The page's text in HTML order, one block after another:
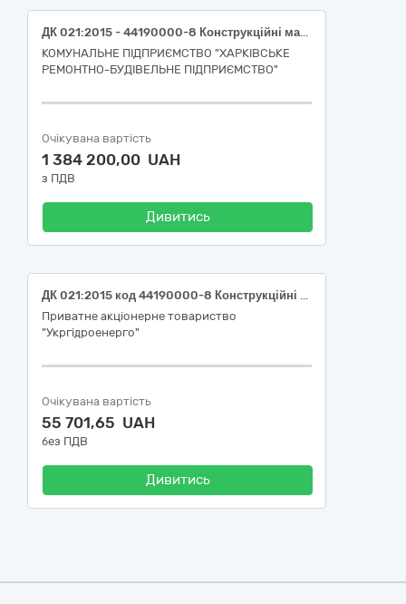
ДК 021:2015 - 44190000-8 Конструкційні матеріали різні (ДК 021:2015 -44191100-6 Фанера: фанера березова ФСФ, підвищеної вологостійкості, товщина 9 мм; ДК 021:2015 -44191100-6 Фанера: фанера березова ламінована ФСФ, підвищеної вологостійкості, товщина 12 мм; ДК 021:2015 -44191100-6 Фанера: Фанера березова ФСФ підвищеної вологостійкості, товщина 18 мм)
КОМУНАЛЬНЕ ПІДПРИЄМСТВО "ХАРКІВСЬКЕ
РЕМОНТНО-БУДІВЕЛЬНЕ ПІДПРИЄМСТВО"
Очікувана вартість
1 384 200,00 UAH
з ПДВ
Дивитись
ДК 021:2015 код 44190000-8 Конструкційні матеріали різні (Закупівля фанери для філії "Середньодніпровська ГЕС" ПрАТ "Укргідроенерго")
Приватне акціонерне товариство
"Укргідроенерго"
Очікувана вартість
55 701,65 UAH
без ПДВ
Дивитись